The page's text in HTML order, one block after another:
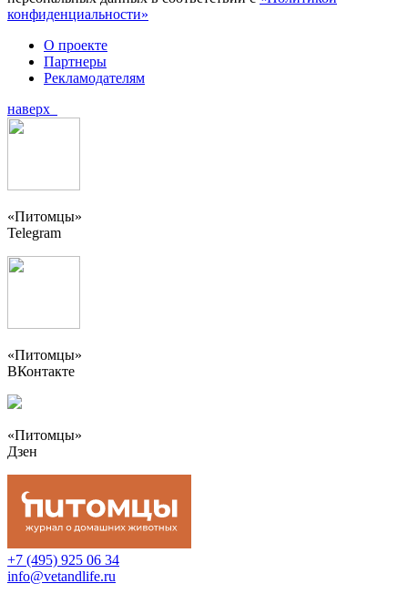
конфиденциальности»
О проекте
Партнеры
Рекламодателям
наверх
«Питомцы»
Telegram
«Питомцы»
ВКонтакте
«Питомцы»
Дзен
+7 (495) 925 06 34
info@vetandlife.ru